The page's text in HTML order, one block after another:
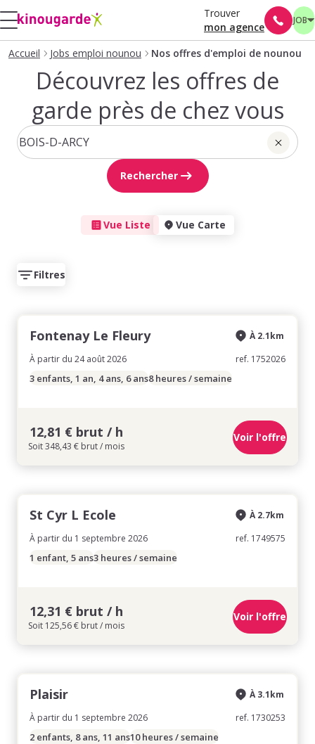
Trouver
mon agence
JOB
Accueil Jobs emploi nounou Nos offres d'emploi de nounou
Découvrez les offres de
garde près de chez vous
Rechercher
Vue Liste Vue Carte
Filtres
Fontenay Le Fleury
À partir du 24 août 2026
À 2.1km
ref. 1752026
3 enfants, 1 an, 4 ans, 6 ans8 heures / semaine
12,81 € brut / h
Soit 348,43 € brut / mois
Voir l'offre
St Cyr L Ecole
À partir du 1 septembre 2026
À 2.7km
ref. 1749575
1 enfant, 5 ans3 heures / semaine
12,31 € brut / h
Soit 125,56 € brut / mois
Voir l'offre
Plaisir
À partir du 1 septembre 2026
À 3.1km
ref. 1730253
2 enfants, 8 ans, 11 ans10 heures / semaine